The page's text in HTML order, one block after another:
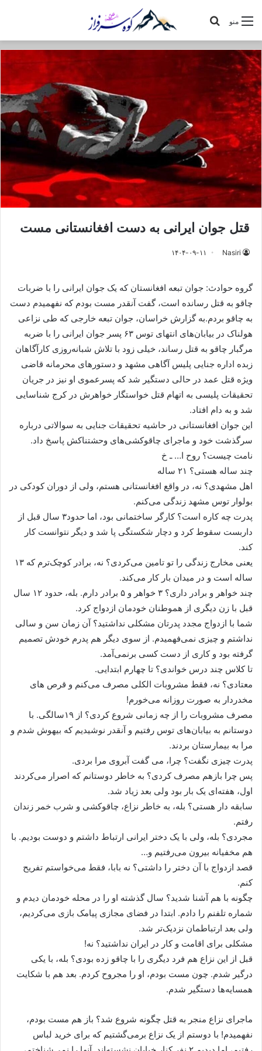
منو
قتل جوان ایرانی به دست افغانستانی مست
Nasiri ۱۴۰۴-۰۹-۱۱
گروه حوادث: جوان تبعه افغانستان که یک جوان ایرانی را با ضربات
چاقو به قتل رسانده است، گفت ​​​​​​آنقدر مست بودم که نفهمیدم دست
به چاقو بردم.به گزارش خراسان، جوان تبعه خارجی که طی نزاعی
هولناک در بیابان‌های انتهای توس ۶۳ پسر جوان ایرانی را با ضربه
مرگبار چاقو به قتل رساند، خیلی زود با تلاش شبانه‌روزی کارآگاهان
زبده اداره جنایی پلیس آگاهی مشهد و دستورهای محرمانه قاضی
ویژه قتل عمد در حالی دستگیر شد که پسرعموی او نیز در جریان
تحقیقات پلیسی به اتهام قتل خواستگار خواهرش در کرج شناسایی
شد و به دام افتاد.
این جوان افغانستانی در حاشیه تحقیقات جنایی به سوالاتی درباره
سرگذشت خود و ماجرای چاقوکشی‌های وحشتناکش پاسخ داد.
نامت چیست؟ روح ا… ـ خ
چند ساله هستی؟ ۲۱ ساله
اهل مشهدی؟ نه، در واقع افغانستانی هستم، ولی از دوران کودکی در
بولوار توس مشهد زندگی می‌کنم.
پدرت چه کاره است؟ کارگر ساختمانی بود، اما حدود۳ سال قبل از
داربست سقوط کرد و دچار شکستگی پا شد و دیگر نتوانست کار
کند.
یعنی مخارج زندگی را تو تامین می‌کردی؟ نه، برادر کوچک‌ترم که ۱۳
ساله است و در میدان بار کار می‌کند.
چند خواهر و برادر داری؟ ۳ خواهر و ۵ برادر دارم. بله، حدود ۱۲ سال
قبل با زن دیگری از هموطنان خودمان ازدواج کرد.
شما با ازدواج مجدد پدرتان مشکلی نداشتید؟ آن زمان سن و سالی
نداشتم و چیزی نمی‌فهمیدم. از سوی دیگر هم پدرم خودش تصمیم
گرفته بود و کاری از دست کسی برنمی‌آمد.
تا کلاس چند درس خواندی؟ تا چهارم ابتدایی.
معتادی؟ نه، فقط مشروبات الکلی مصرف می‌کنم و قرص های
مخدردار به صورت روزانه می‌خورم!
مصرف مشروبات را از چه زمانی شروع کردی؟ از ۱۹سالگی. با
دوستانم به بیابان‌های توس رفتیم و آنقدر نوشیدیم که بیهوش شدم و
مرا به بیمارستان بردند.
پدرت چیزی نگفت؟ چرا، می گفت آبروی مرا بردی.
پس چرا بازهم مصرف کردی؟ به خاطر دوستانم که اصرار می‌کردند
اول، هفته‌ای یک بار بود ولی بعد زیاد شد.
سابقه دار هستی؟ بله، به خاطر نزاع، چاقوکشی و شرب خمر زندان
رفتم.
مجردی؟ بله، ولی با یک دختر ایرانی ارتباط داشتم و دوست بودیم. با
هم مخفیانه بیرون می‌رفتیم و…
قصد ازدواج با آن دختر را داشتی؟ نه بابا، فقط می‌خواستم تفریح
کنم.
چگونه با هم آشنا شدید؟ سال گذشته او را در محله خودمان دیدم و
شماره تلفنم را دادم. ابتدا در فضای مجازی پیامک بازی می‌کردیم،
ولی بعد ارتباطمان نزدیک‌تر شد.
مشکلی برای اقامت و کار در ایران نداشتید؟ نه!
قبل از این نزاع هم فرد دیگری را با چاقو زده بودی؟ بله، با یکی
درگیر شدم. چون مست بودم، او را مجروح کردم. بعد هم با شکایت
همسایه‌ها دستگیر شدم.
ماجرای نزاع منجر به قتل چگونه شروع شد؟ باز هم مست بودم،
نفهمیدم! با دوستم از یک نزاع برمی‌گشتیم که برای خرید لباس